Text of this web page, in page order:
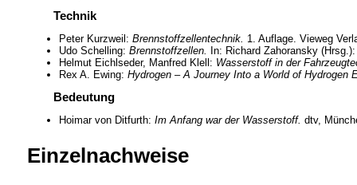
Technik
Peter Kurzweil: Brennstoffzellentechnik. 1. Auflage. Vieweg
Udo Schelling: Brennstoffzellen.
In: Richard Zahoransky
Helmut Eichlseder, Manfred Klell: Wasserstoff in der
Rex A. Ewing: Hydrogen – A Journey Into a World of Hydrogen
Bedeutung
Hoimar von Ditfurth: Im Anfang war der Wasserstoff. dtv,
Einzelnachweise